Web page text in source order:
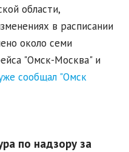
области,
в расписании
около семи
"Омск-Москва" и
сообщал "Омск
по надзору за